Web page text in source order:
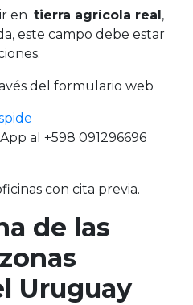
en tierra agrícola real,
este campo debe estar
del formulario web
al +598 091296696
con cita previa.
de las
Uruguay